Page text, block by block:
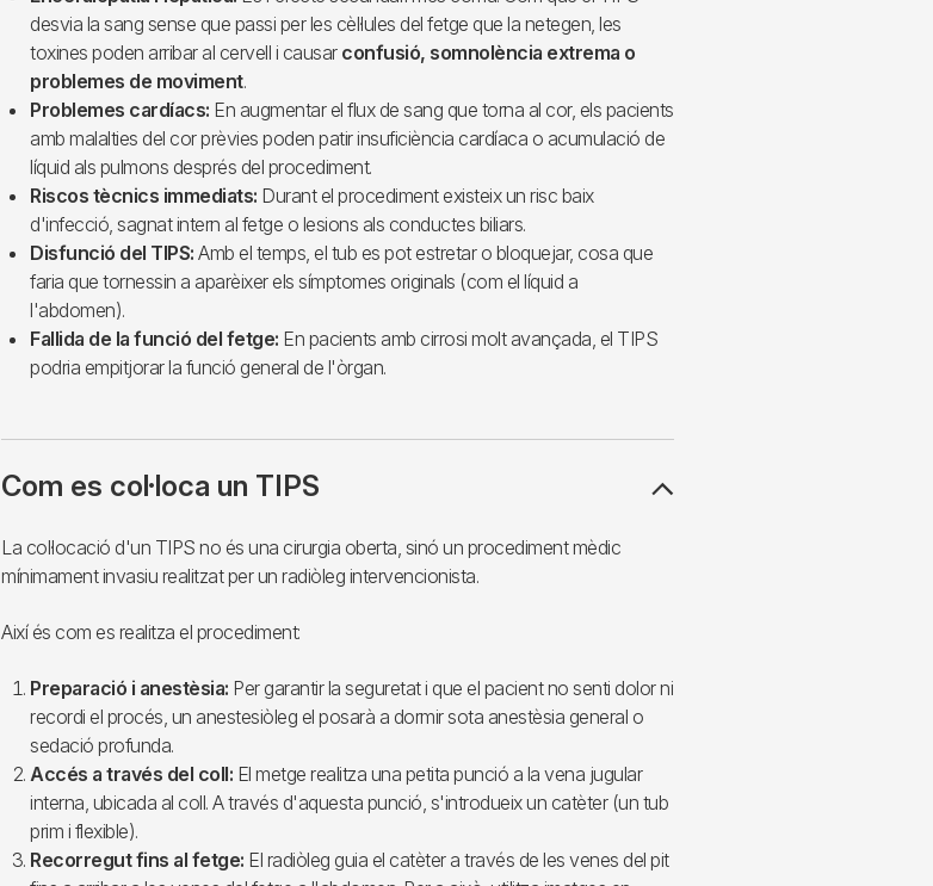
desvia la sang sense que passi per les cèl·lules del fetge que la netegen, les
toxines poden arribar al cervell i causar confusió, somnolència extrema o
problemes de moviment.
Problemes cardíacs: En augmentar el flux de sang que torna al cor, els pacients
amb malalties del cor prèvies poden patir insuficiència cardíaca o acumulació de
líquid als pulmons després del procediment.
Riscos tècnics immediats: Durant el procediment existeix un risc baix
d'infecció, sagnat intern al fetge o lesions als conductes biliars.
Disfunció del TIPS: Amb el temps, el tub es pot estretar o bloquejar, cosa que
faria que tornessin a aparèixer els símptomes originals (com el líquid a
l'abdomen).
Fallida de la funció del fetge: En pacients amb cirrosi molt avançada, el TIPS
podria empitjorar la funció general de l'òrgan.
Com es col·loca un TIPS
La col·locació d'un TIPS no és una cirurgia oberta, sinó un procediment mèdic
mínimament invasiu realitzat per un radiòleg intervencionista.
Així és com es realitza el procediment:
Preparació i anestèsia: Per garantir la seguretat i que el pacient no senti dolor ni
recordi el procés, un anestesiòleg el posarà a dormir sota anestèsia general o
sedació profunda.
Accés a través del coll: El metge realitza una petita punció a la vena jugular
interna, ubicada al coll. A través d'aquesta punció, s'introdueix un catèter (un tub
prim i flexible).
Recorregut fins al fetge: El radiòleg guia el catèter a través de les venes del pit